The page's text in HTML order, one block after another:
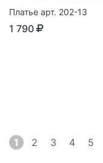
Платье арт. 202-13
1 790
1 2 3 4 5